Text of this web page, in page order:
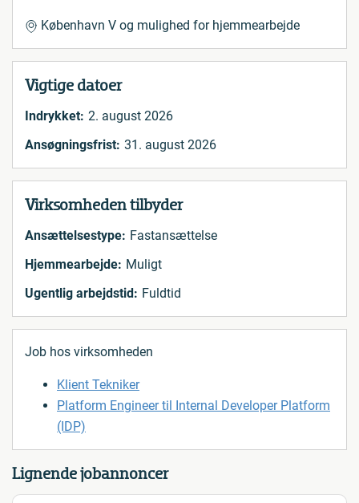
København V og mulighed for hjemmearbejde
Vigtige datoer
Indrykket: 2. august 2026
Ansøgningsfrist: 31. august 2026
Virksomheden tilbyder
Ansættelsestype: Fastansættelse
Hjemmearbejde: Muligt
Ugentlig arbejdstid: Fuldtid
Job hos virksomheden
Klient Tekniker
Platform Engineer til Internal Developer Platform
(IDP)
Lignende jobannoncer